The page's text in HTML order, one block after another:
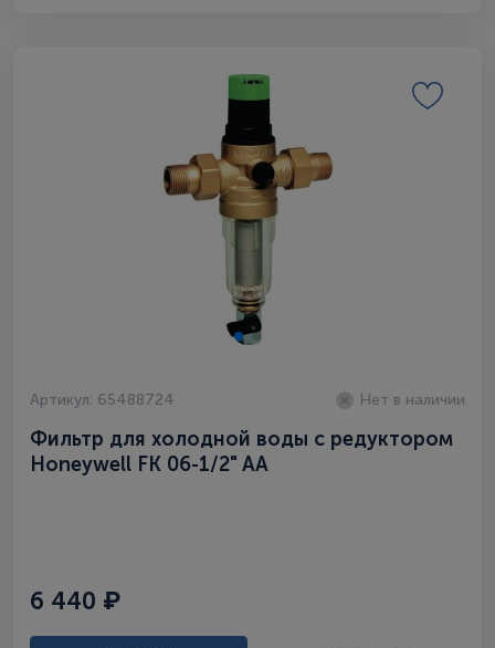
Артикул: 65488724 Нет в наличии
Фильтр для холодной воды c редуктором
Honeywell FK 06-1/2" AA
6 440 ₽